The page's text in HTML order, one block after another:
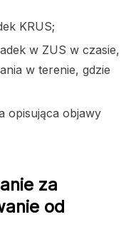
KRUS;
w ZUS w czasie,
w terenie, gdzie
opisująca objawy
za
od